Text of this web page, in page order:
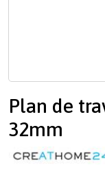
Plan de
32mm